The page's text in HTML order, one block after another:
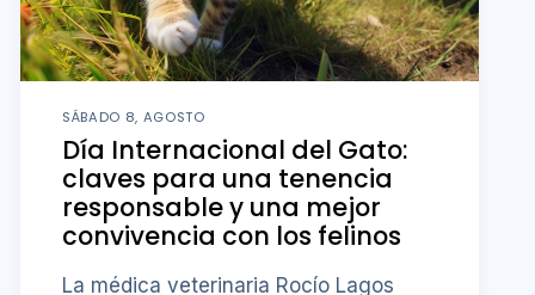
SÁBADO 8, AGOSTO
Día Internacional del Gato:
claves para una tenencia
responsable y una mejor
convivencia con los felinos
La médica veterinaria Rocío Lagos